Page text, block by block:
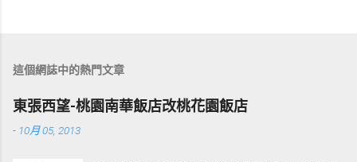
這個網誌中的熱門文章
東張西望-桃園南華飯店改桃花園飯店
- 10月 05, 2013